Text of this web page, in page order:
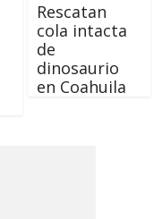
Rescatan
cola intacta
de
dinosaurio
en Coahuila